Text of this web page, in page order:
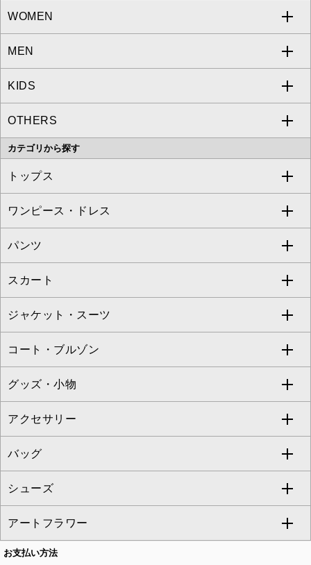
WOMEN
a.v.v
MICHEL KLEIN
MK MICHEL KLEIN
OFUON le MK
MEN
a.v.v
MICHEL KLEIN HOMME
MK MICHEL KLEIN HOMME
KIDS
a.v.v
OTHERS
MK MICHEL KLEIN BAG
カテゴリから探す
トップス
すべてのトップス
カットソー・Tシャツ
ブラウス・シャツ
ニット・セーター
カーディガン
アンサンブルセット
ベスト・ジレ
パーカー
タンクトップ・キャミソール
スウェット・ジャージー
その他のトップス
ワンピース・ドレス
すべてのワンピース・ドレス
ワンピース
ドレス
チュニック
ジャンパースカート
その他のワンピース・ドレス
パンツ
すべてのパンツ
フルレングスパンツ
クロップド・半端丈パンツ
ガウチョ・ワイドパンツ
ハーフ・ショート丈パンツ
サロペット・オールインワン
その他のパンツ
スカート
すべてのスカート
ロング・マキシ丈スカート
ひざ丈スカート
ミモレ丈スカート
ショート・ミニ丈スカート
その他のスカート
ジャケット・スーツ
すべてのジャケット・スーツ
テーラードジャケット
ノーカラージャケット
セットアップ
セットアップジャケット
セットアップパンツ
セットアップスカート
コート・ブルゾン
すべてのコート・ブルゾン
トレンチコート
ピーコート
ダッフルコート
チェスターコート
モッズコート
グッズ・小物
すべてのグッズ・小物
マスク
ストール・マフラー・スヌード
ベルト・サスペンダー
帽子
アクセサリー
すべてのアクセサリー
ネックレス
ピアス・イヤリング
ブレスレット・バングル
バッグ
すべてのバッグ
トートバッグ
ショルダーバッグ
シューズ
すべてのシューズ
パンプス
アートフラワー
すべてのアートフラワー
お支払い方法